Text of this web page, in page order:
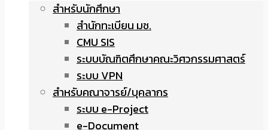
สำหรับนักศึกษา
สำนักทะเบียน มช.
CMU SIS
ระบบบัณฑิตศึกษาคณะวิศวกรรมศาสตร์
ระบบ VPN
สำหรับคณาจารย์/บุคลากร
ระบบ e-Project
e-Document